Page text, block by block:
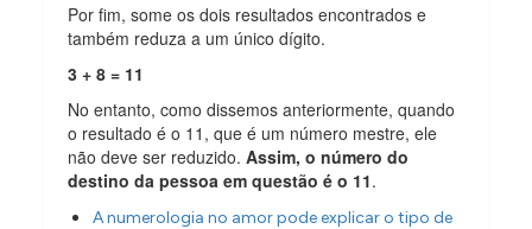
Por fim, some os dois resultados encontrados e
também reduza a um único dígito.
3 + 8 = 11
No entanto, como dissemos anteriormente, quando
o resultado é o 11, que é um número mestre, ele
não deve ser reduzido.Assim, o número do
destino da pessoa em questão é o 11.
A numerologia no amor pode explicar o tipo de